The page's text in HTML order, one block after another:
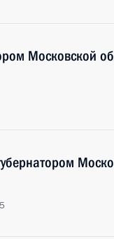
Московской